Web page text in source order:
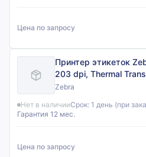
Цена по запросу
Принтер этикеток
203 dpi, Thermal
USB, Serial, Ethernet,
Zebra
Нет в наличииСрок: 1 день (при
Гарантия 12 мес.
Цена по запросу